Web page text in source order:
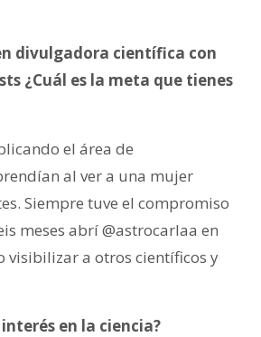
divulgadora científica con
¿Cuál es la meta que tienes
el área de
al ver a una mujer
Siempre tuve el compromiso
meses abrí @astrocarlaa en
visibilizar a otros científicos y
en la ciencia?